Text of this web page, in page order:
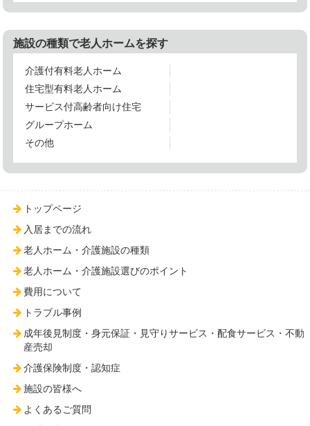
施設の種類で老人ホームを探す
介護付有料老人ホーム
住宅型有料老人ホーム
サービス付高齢者向け住宅
グループホーム
その他
トップページ
入居までの流れ
老人ホーム・介護施設の種類
老人ホーム・介護施設選びのポイント
費用について
トラブル事例
成年後見制度・身元保証・見守りサービス・配食サービス・不動
産売却
介護保険制度・認知症
施設の皆様へ
よくあるご質問